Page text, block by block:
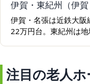
伊賀・東紀州（伊賀
伊賀・名張は近鉄大
22万円台。東紀州は地
注目の老人ホ